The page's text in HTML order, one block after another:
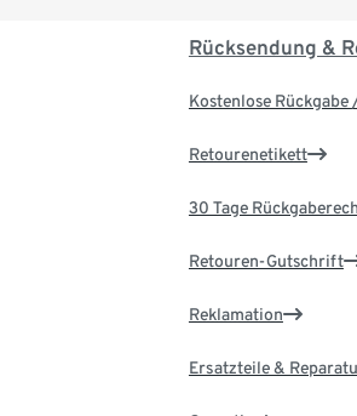
Rücksendung &
Kostenlose Rückgabe
Retourenetikett
30 Tage
Retouren-Gutschrift
Reklamation
Ersatzteile &